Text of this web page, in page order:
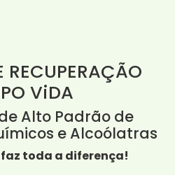
RECUPERAÇÃO
ViDA
Alto Padrão de
e Alcoólatras
faz toda a diferença!